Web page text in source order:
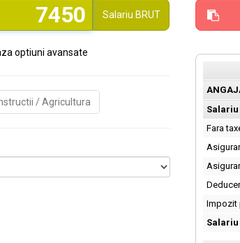
Salariu BRUT
optiuni avansate
/ Agricultura
Fara
Impozit
Salariu